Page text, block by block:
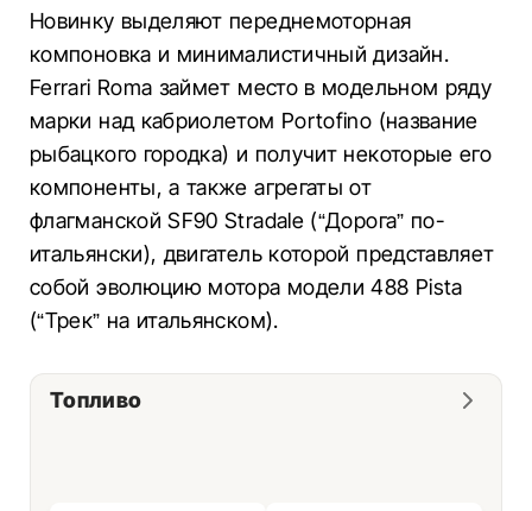
Новинку выделяют переднемоторная
компоновка и минималистичный дизайн.
Ferrari Roma займет место в модельном ряду
марки над кабриолетом Portofino (название
рыбацкого городка) и получит некоторые его
компоненты, а также агрегаты от
флагманской SF90 Stradale (“Дорога” по-
итальянски), двигатель которой представляет
собой эволюцию мотора модели 488 Pista
(“Трек” на итальянском).
Топливо